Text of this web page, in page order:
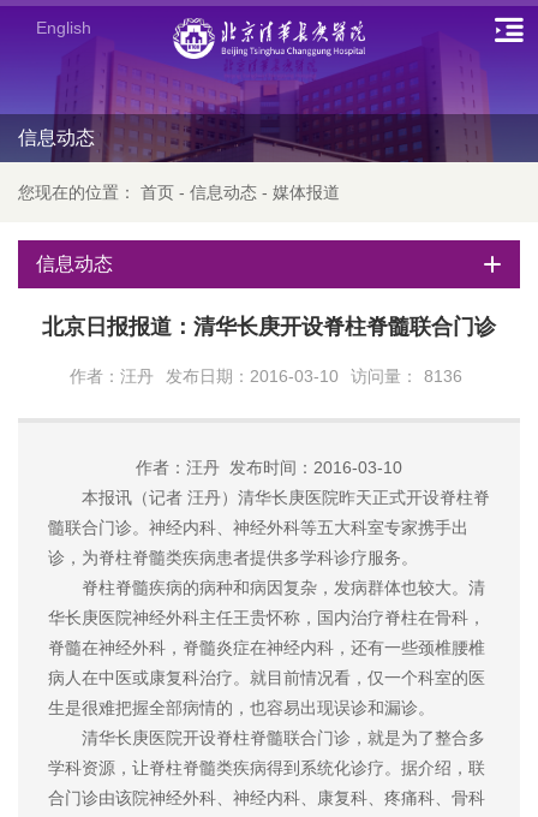
English
信息动态
您现在的位置： 首页 - 信息动态 - 媒体报道
信息动态
北京日报报道：清华长庚开设脊柱脊髓联合门诊
作者：汪丹 发布日期：2016-03-10 访问量： 8136
作者：汪丹 发布时间：2016-03-10
本报讯（记者 汪丹）清华长庚医院昨天正式开设脊柱脊
髓联合门诊。神经内科、神经外科等五大科室专家携手出
诊，为脊柱脊髓类疾病患者提供多学科诊疗服务。
脊柱脊髓疾病的病种和病因复杂，发病群体也较大。清
华长庚医院神经外科主任王贵怀称，国内治疗脊柱在骨科，
脊髓在神经外科，脊髓炎症在神经内科，还有一些颈椎腰椎
病人在中医或康复科治疗。就目前情况看，仅一个科室的医
生是很难把握全部病情的，也容易出现误诊和漏诊。
清华长庚医院开设脊柱脊髓联合门诊，就是为了整合多
学科资源，让脊柱脊髓类疾病得到系统化诊疗。据介绍，联
合门诊由该院神经外科、神经内科、康复科、疼痛科、骨科